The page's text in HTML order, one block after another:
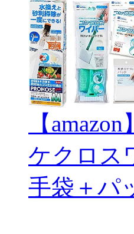
【
ケクロス
手袋＋パ